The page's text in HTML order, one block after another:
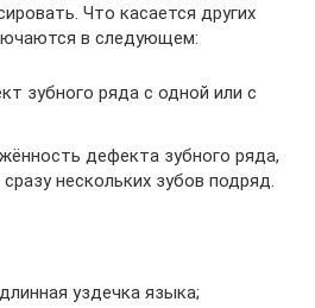
Что касается других
в следующем:
зубного ряда с одной или с
дефекта зубного ряда,
нескольких зубов подряд.
уздечка языка;